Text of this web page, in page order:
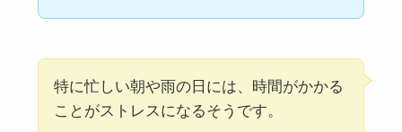
特に忙しい朝や雨の日には、時間がかかる
ことがストレスになるそうです。